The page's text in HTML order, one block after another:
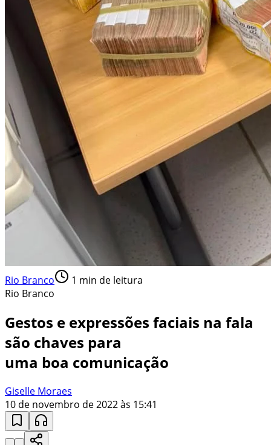
Rio Branco 1 min de leitura
Rio Branco
Gestos e expressões faciais na fala
são chaves para
uma boa comunicação
Giselle Moraes
10 de novembro de 2022 às 15:41